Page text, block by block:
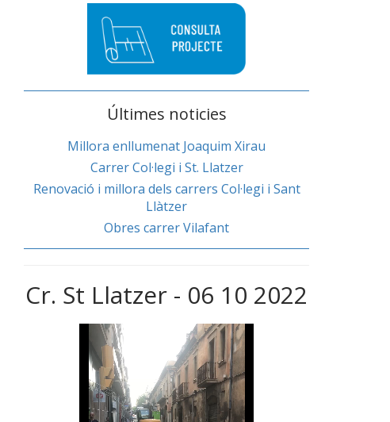
Últimes noticies
Millora enllumenat Joaquim Xirau
Carrer Col·legi i St. Llatzer
Renovació i millora dels carrers Col·legi i Sant
Llàtzer
Obres carrer Vilafant
Cr. St Llatzer - 06 10 2022